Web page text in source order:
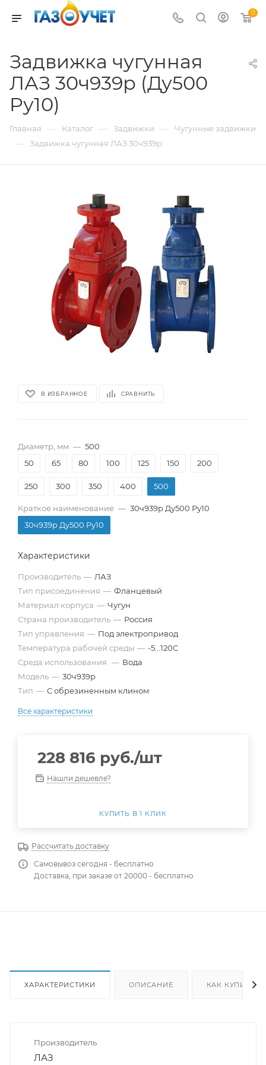
0
Задвижка чугунная
ЛАЗ 30ч939р (Ду500
Pу10)
Главная — Каталог — Задвижки — Чугунные задвижки
— Задвижка чугунная ЛАЗ 30ч939р
В ИЗБРАННОЕ СРАВНИТЬ
Диаметр, мм — 500
50
65 80 100 125 150 200
250 300 350 400 500
Краткое наименование — 30ч939р Ду500 Pу10
30ч939р Ду500 Pу10
Характеристики
Производитель — ЛАЗ
Тип присоединения — Фланцевый
Материал корпуса — Чугун
Страна производитель — Россия
Тип управления — Под электропривод
Температура рабочей среды — -5...120С
Среда использования — Вода
Модель — 30ч939р
Тип — С обрезиненным клином
Все характеристики
228 816 руб./шт
Нашли дешевле?
КУПИТЬ В 1 КЛИК
Рассчитать доставку
Самовывоз сегодня - бесплатно
Доставка, при заказе от 20000 - бесплатно
ХАРАКТЕРИСТИКИ ОПИСАНИЕ КАК КУПИТЬ
Производитель
ЛАЗ